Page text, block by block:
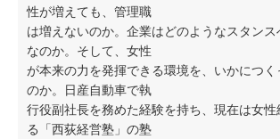
性が増えても、管理職
は増えないのか。企業はどのようなスタンス
なのか。そして、女性
が本来の力を発揮できる環境を、いかにつ
のか。日産自動車で執
行役副社長を務めた経験を持ち、現在は女性
る「西荻経営塾」の塾